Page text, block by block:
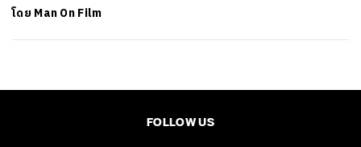
โดย Man On Film
FOLLOW US